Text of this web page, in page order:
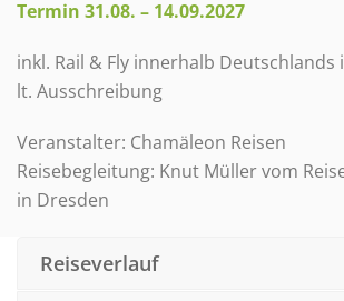
Termin 31.08. – 14.09.2027
inkl. Rail & Fly innerhalb Deutschlands
lt. Ausschreibung
Veranstalter: Chamäleon Reisen
Reisebegleitung: Knut Müller vom
in Dresden
Reiseverlauf